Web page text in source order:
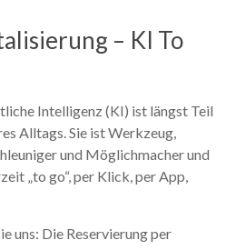
– KI To
Intelligenz (KI) ist längst Teil
Alltags. Sie ist Werkzeug,
und Möglichmacher und
„to go“, per Klick, per App,
uns: Die Reservierung per